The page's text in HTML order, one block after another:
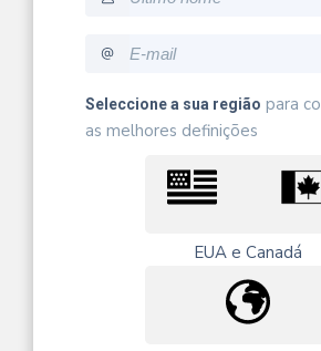
email
Seleccione a sua região para
as melhores definições
EUA e Canadá